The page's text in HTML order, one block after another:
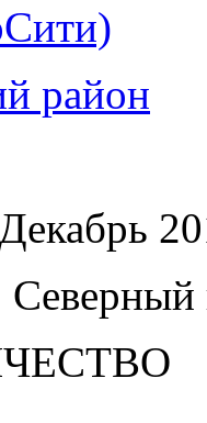
район
Северный